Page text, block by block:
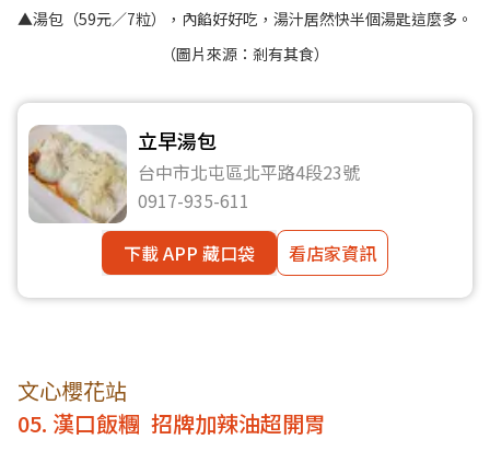
▲湯包（59元／7粒），內餡好好吃，湯汁居然快半個湯匙這麼多。
（圖片來源： 剎有其食）
立早湯包
台中市北屯區北平路4段23號
0917-935-611
下載 APP 藏口袋
看店家資訊
文心櫻花站
05. 漢口飯糰 招牌加辣油超開胃